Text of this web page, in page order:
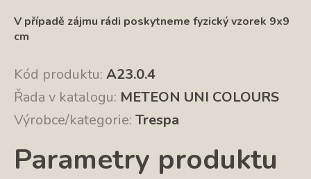
V případě zájmu rádi poskytneme fyzický vzorek 9x9
cm
Kód produktu: A23.0.4
Řada v katalogu: METEON UNI COLOURS
Výrobce/kategorie: Trespa
Parametry produktu